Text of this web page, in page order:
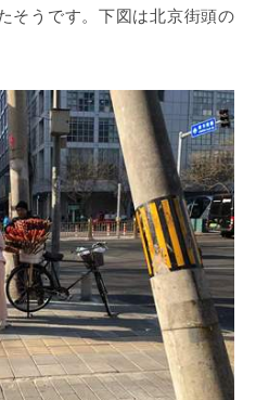
そうです。下図は北京街頭の